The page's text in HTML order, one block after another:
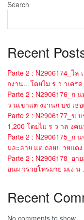
Search
Recent
Parte 2 : N2906174_ไล
กงาน…โดยไม ร ว าเคร
Parte 2 : N2906176_ก
ว นเขาแต งงานก บช เธ
Parte 2 : N2906177_ข
1,200 โดยไม ร ว าล งค
Parte 2 : N2906175_ก
มละลาย แต ถอยป ายแด
Parte 2 : N2906178_อ
อนผ วรวยโทรมาย มเง
Recent